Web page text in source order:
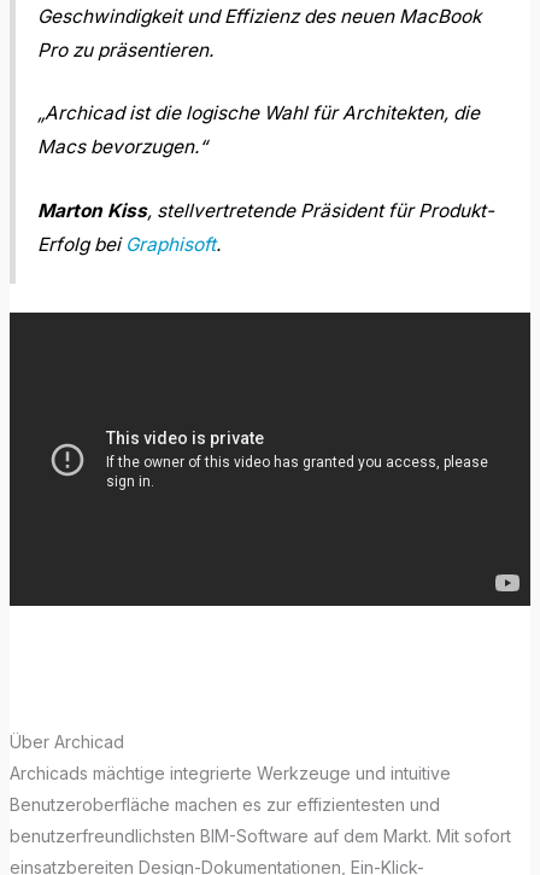
Geschwindigkeit und Effizienz des neuen MacBook
Pro zu präsentieren.
„Archicad ist die logische Wahl für Architekten, die
Macs bevorzugen.“
Marton Kiss, stellvertretende Präsident für Produkt-
Erfolg bei Graphisoft.
Über Archicad
Archicads mächtige integrierte Werkzeuge und intuitive
Benutzeroberfläche machen es zur effizientesten und
benutzerfreundlichsten BIM-Software auf dem Markt. Mit sofort
einsatzbereiten Design-Dokumentationen, Ein-Klick-